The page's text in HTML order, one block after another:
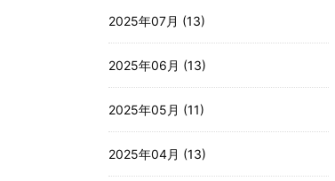
2025年07月 (13)
2025年06月 (13)
2025年05月 (11)
2025年04月 (13)